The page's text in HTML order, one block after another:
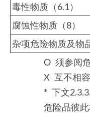
毒性物质（6.1）
腐蚀性物质（8）
杂项危险物质及物
O 须参阅
X 互不相容
* 下文
危险品彼此